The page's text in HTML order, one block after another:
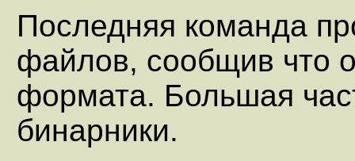
Последняя команда
файлов, сообщив что
формата. Большая
бинарники.